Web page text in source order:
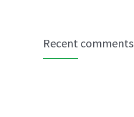
Recent comments